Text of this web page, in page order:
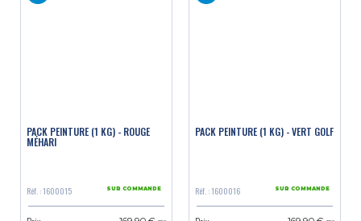
PACK PEINTURE (1 KG) - ROUGE
MÉHARI
Réf. : 1600015 SUR COMMANDE
PACK PEINTURE (1 KG) - VERT GOLF
Réf. : 1600016 SUR COMMANDE